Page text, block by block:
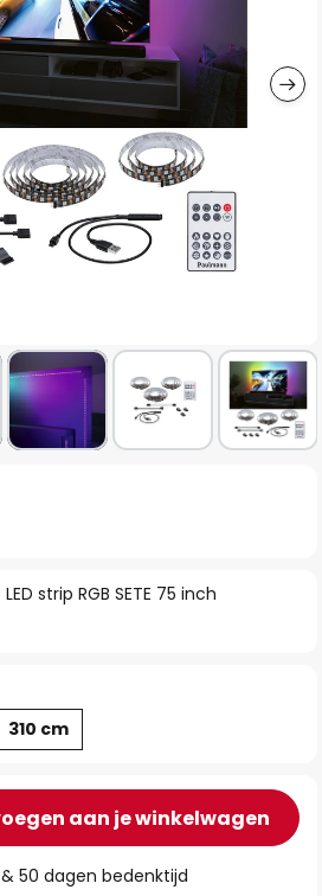
strip RGB SETE 75 inch
310 cm
aan je winkelwagen
50 dagen bedenktijd